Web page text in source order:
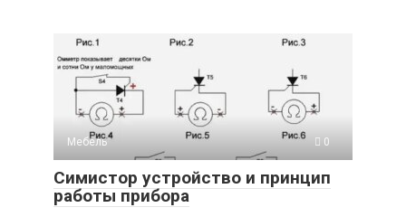
Мебель 0
Симистор устройство и принцип
работы прибора